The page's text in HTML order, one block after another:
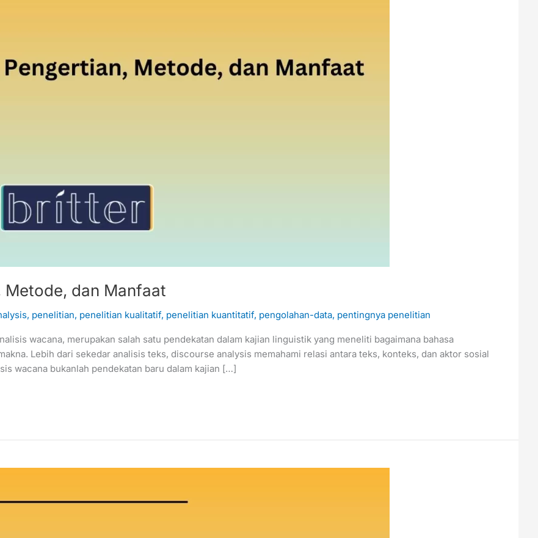
dan Manfaat
, penelitian, penelitian kualitatif, penelitian kuantitatif, pengolahan-data, pentingnya penelitian
wacana, merupakan salah satu pendekatan dalam kajian linguistik yang meneliti bagaimana bahasa
Lebih dari sekedar analisis teks, discourse analysis memahami relasi antara teks, konteks, dan aktor sosial
wacana bukanlah pendekatan baru dalam kajian […]